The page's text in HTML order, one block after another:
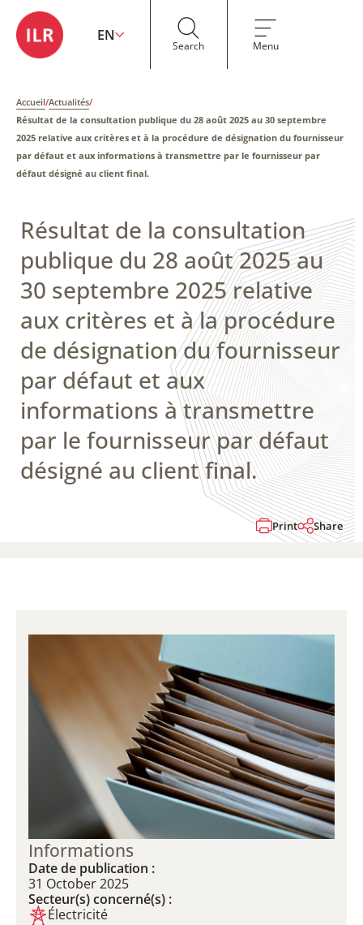
EN
Search Menu
Accueil/Actualités/
Résultat de la consultation publique du 28 août 2025 au 30 septembre
2025 relative aux critères et à la procédure de désignation du fournisseur
par défaut et aux informations à transmettre par le fournisseur par
défaut désigné au client final.
Résultat de la consultation
publique du 28 août 2025 au
30 septembre 2025 relative
aux critères et à la procédure
de désignation du fournisseur
par défaut et aux
informations à transmettre
par le fournisseur par défaut
désigné au client final.
Print Share
Informations
Date de publication :
31 October 2025
Secteur(s) concerné(s) :
Électricité